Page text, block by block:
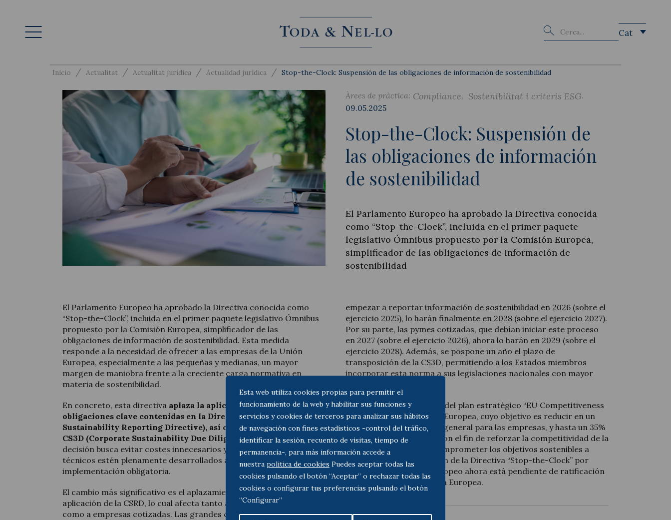
Esta web utiliza cookies propias para permitir el
funcionamiento de la web y habilitar sus funciones y
servicios y cookies de terceros para analizar sus hábitos
de navegación con fines estadísticos -control del tráfico,
identificar la sesión, recuento de visitas, tiempo de
permanencia-, para más información accede a
nuestra politica de cookies Puedes aceptar todas las
cookies pulsando el botón “Aceptar” o rechazar todas las
cookies o configurar tus preferencias pulsando el botón
“Configurar”
Notícies i articles
Buscar Cat
Inicio / Actualitat / Actualitat jurídica / Actualidad jurídica / Stop-the-Clock: Suspensión de las obligaciones de información de sostenibilidad
Àrees de pràctica: Compliance Sostenibilitat i criteris ESG
09.05.2025
Stop-the-Clock: Suspensión de
las obligaciones de información
de sostenibilidad
El Parlamento Europeo ha aprobado la Directiva conocida
como “Stop-the-Clock”, incluida en el primer paquete
legislativo Ómnibus propuesto por la Comisión Europea,
simplificador de las obligaciones de información de
sostenibilidad
El Parlamento Europeo ha aprobado la Directiva conocida como
“Stop-the-Clock”, incluida en el primer paquete legislativo Ómnibus
propuesto por la Comisión Europea, simplificador de las
obligaciones de información de sostenibilidad. Esta medida
responde a la necesidad de ofrecer a las empresas de la Unión
Europea, especialmente a las pequeñas y medianas, un mayor
margen de maniobra frente a la creciente carga normativa en
materia de sostenibilidad.
En concreto, esta directiva aplaza la aplicación de determinadas
obligaciones clave contenidas en la Directiva CSRD (Corporate
Sustainability Reporting Directive), así como en la Directiva
CS3D (Corporate Sustainability Due Diligence Directive). La
decisión busca evitar costes innecesarios y permitir que los marcos
técnicos estén plenamente desarrollados antes de su
implementación obligatoria.
El cambio más significativo es el aplazamiento del calendario de
aplicación de la CSRD, lo cual afecta tanto a grandes empresas
como a empresas cotizadas. Las grandes compañías que debían
empezar a reportar información de sostenibilidad en 2026 (sobre el
ejercicio 2025), lo harán finalmente en 2028 (sobre el ejercicio 2027).
Por su parte, las pymes cotizadas, que debían iniciar este proceso
en 2027 (sobre el ejercicio 2026), ahora lo harán en 2029 (sobre el
ejercicio 2028). Además, se pospone un año el plazo de
transposición de la CS3D, permitiendo a los Estados miembros
incorporar esta norma a sus legislaciones nacionales con mayor
Esta medida forma parte del plan estratégico “EU Competitiveness
Compass” de la Comisión Europea, cuyo objetivo es reducir en un
25% la carga informativa general para las empresas, y hasta un 35%
en el caso de las pymes, con el fin de reforzar la competitividad de la
economía europea sin comprometer los objetivos sostenibles a
largo plazo. La aprobación de la Directiva “Stop-the-Clock” por
parte del Parlamento Europeo ahora está pendiente de ratificación
por el Consejo de la Unión Europea.